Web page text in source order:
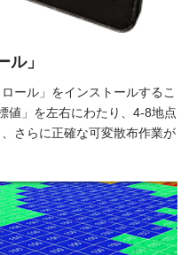
」
ール」をインストールするこ
値」を左右にわたり、4-8地点
さらに正確な可変散布作業が